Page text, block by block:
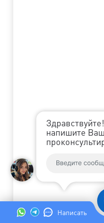
Написать
напишите